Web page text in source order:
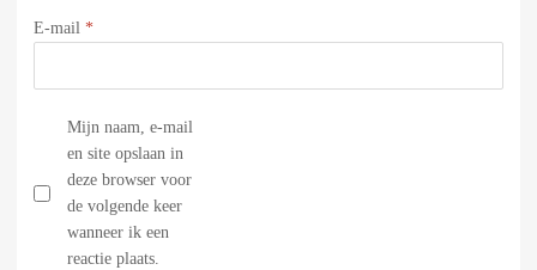
E-mail *
Mijn naam, e-mail
en site opslaan in
deze browser voor
de volgende keer
wanneer ik een
reactie plaats.